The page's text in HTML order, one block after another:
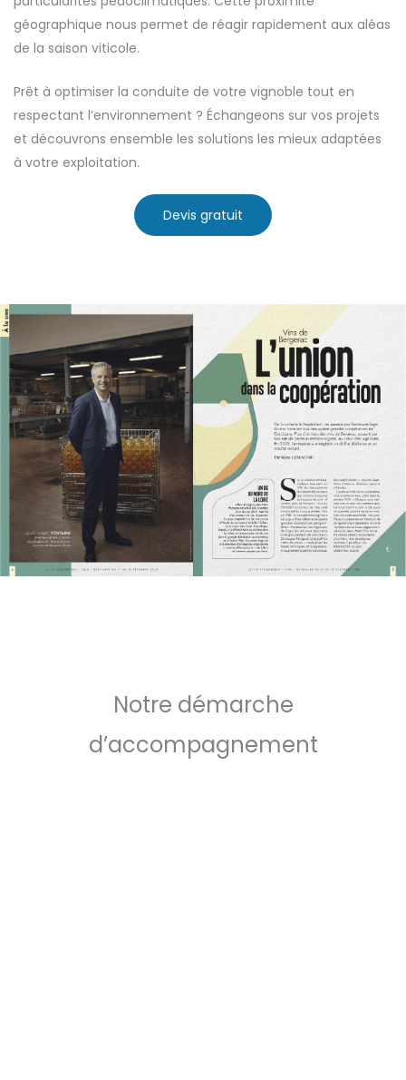
géographique nous permet de réagir rapidement aux aléas
de la saison viticole.
Prêt à optimiser la conduite de votre vignoble tout en
respectant l’environnement ? Échangeons sur vos projets
et découvrons ensemble les solutions les mieux adaptées
à votre exploitation.
Devis gratuit
Notre démarche
d’accompagnement